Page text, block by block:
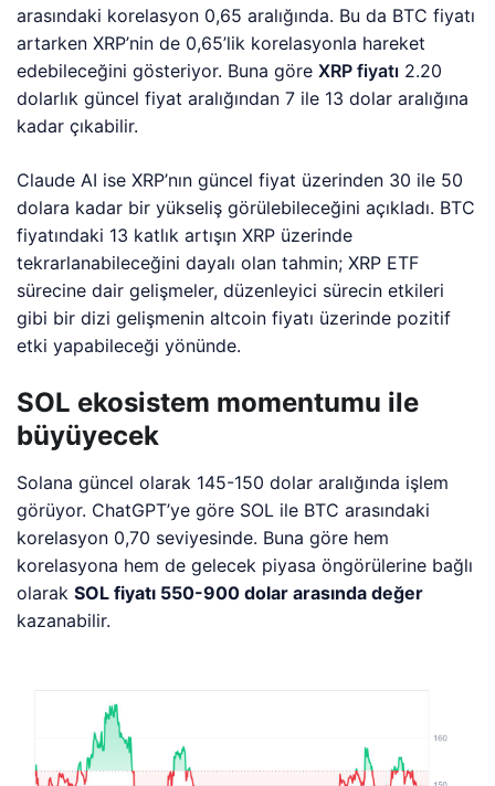
arasındaki korelasyon 0,65 aralığında. Bu da BTC fiyatı
artarken XRP’nin de 0,65’lik korelasyonla hareket
edebileceğini gösteriyor. Buna göreXRP fiyatı 2.20
dolarlık güncel fiyat aralığından 7 ile 13 dolar aralığına
kadar çıkabilir.
Claude AI ise XRP’nın güncel fiyat üzerinden 30 ile 50
dolara kadar bir yükseliş görülebileceğini açıkladı. BTC
fiyatındaki 13 katlık artışın XRP üzerinde
tekrarlanabileceğini dayalı olan tahmin; XRP ETF
sürecine dair gelişmeler, düzenleyici sürecin etkileri
gibi bir dizi gelişmenin altcoin fiyatı üzerinde pozitif
etki yapabileceği yönünde.
SOL ekosistem momentumu ile
büyüyecek
Solana güncel olarak 145-150 dolar aralığında işlem
görüyor. ChatGPT’ye göre SOL ile BTC arasındaki
korelasyon 0,70 seviyesinde. Buna göre hem
korelasyona hem de gelecek piyasa öngörülerine bağlı
olarakSOL fiyatı 550-900 dolar arasında değer
kazanabilir.